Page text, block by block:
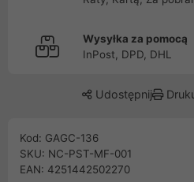
Wysyłka za pomocą
InPost, DPD, DHL
Udostępnij
Kod: GAGC-136
SKU: NC-PST-MF-001
EAN: 4251442502270